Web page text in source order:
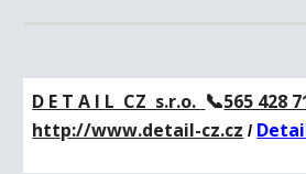
D E T A I L CZ s.r.o. 📞565 428
http://www.detail-cz.cz /